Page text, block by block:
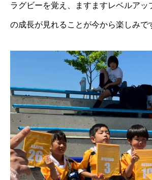
ラグビーを覚え、ますますレベルアッ
の成長が見れることが今から楽しみで